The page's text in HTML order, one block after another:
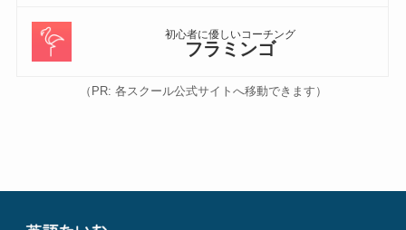
初心者に優しいコーチング
フラミンゴ
（PR: 各スクール公式サイトへ移動できます）